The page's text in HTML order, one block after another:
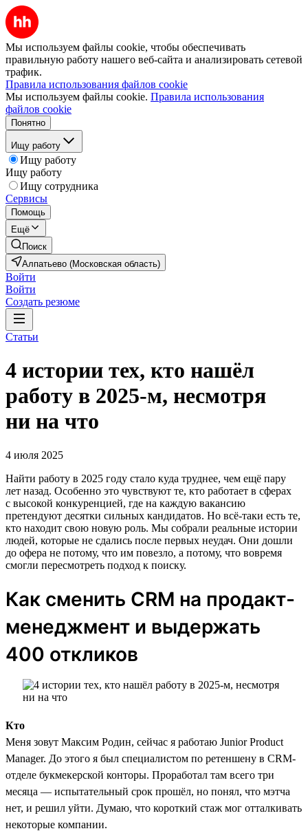
Мы используем файлы cookie, чтобы обеспечивать
правильную работу нашего веб-сайта и анализировать сетевой
трафик.
Правила использования файлов cookie
Мы используем файлы cookie. Правила использования
файлов cookie
Понятно
Ищу работу
Ищу работу
Ищу работу
Ищу сотрудника
Сервисы
Помощь
Ещё
Поиск
Алпатьево (Московская область)
Войти
Войти
Создать резюме
Статьи
4 истории тех, кто нашёл
работу в 2025-м, несмотря
ни на что
4 июля 2025
Найти работу в 2025 году стало куда труднее, чем ещё пару
лет назад. Особенно это чувствуют те, кто работает в сферах
с высокой конкуренцией, где на каждую вакансию
претендуют десятки сильных кандидатов. Но всё-таки есть те,
кто находит свою новую роль. Мы собрали реальные истории
людей, которые не сдались после первых неудач. Они дошли
до офера не потому, что им повезло, а потому, что вовремя
смогли пересмотреть подход к поиску.
Как сменить CRM на продакт-
менеджмент и выдержать
400 откликов
Кто
Меня зовут Максим Родин, сейчас я работаю Junior Product
Manager. До этого я был специалистом по ретеншену в CRM-
отделе букмекерской конторы. Проработал там всего три
месяца — испытательный срок прошёл, но понял, что мэтча
нет, и решил уйти. Думаю, что короткий стаж мог отталкивать
некоторые компании.